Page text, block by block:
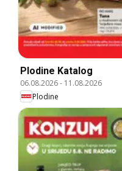
Plodine Katalog
06.08.2026- 11.08.2026
Plodine